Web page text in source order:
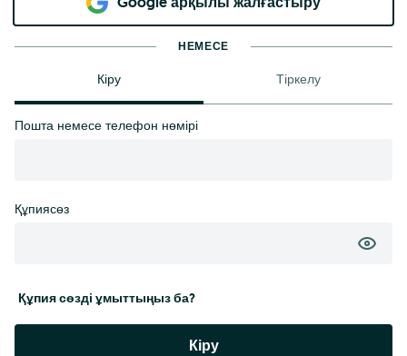
НЕМЕСЕ
Кіру Тіркелу
Пошта немесе телефон нөмірі
Құпиясөз
Құпия сөзді ұмыттыңыз ба?
Кіру